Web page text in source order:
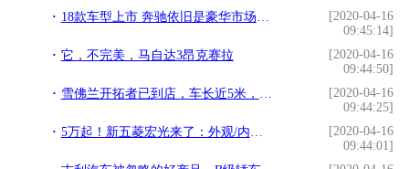
18款车型上市 奔驰依旧是豪华市场的王者？
[2020-04-16
09:45:14]
它，不完美，马自达3昂克赛拉
[2020-04-16
09:44:50]
雪佛兰开拓者已到店，车长近5米，比汉兰达更有气场，配2.0T+9AT
[2020-04-16
09:44:25]
5万起！新五菱宏光来了：外观/内饰开创先河
[2020-04-16
09:44:01]